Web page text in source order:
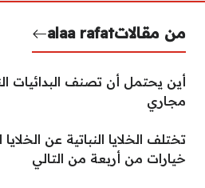
من مقالاتalaa rafat
أين يحتمل أن تصنف البدائيات
مجاري
تختلف الخلايا النباتية عن
خيارات من أربعة من التالي